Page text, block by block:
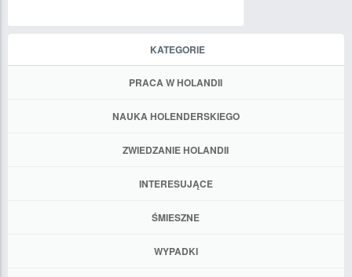
KATEGORIE
PRACA W HOLANDII
NAUKA HOLENDERSKIEGO
ZWIEDZANIE HOLANDII
INTERESUJĄCE
ŚMIESZNE
WYPADKI